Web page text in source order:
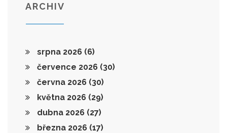
ARCHIV
srpna 2026 (6)
července 2026 (30)
června 2026 (30)
května 2026 (29)
dubna 2026 (27)
března 2026 (17)